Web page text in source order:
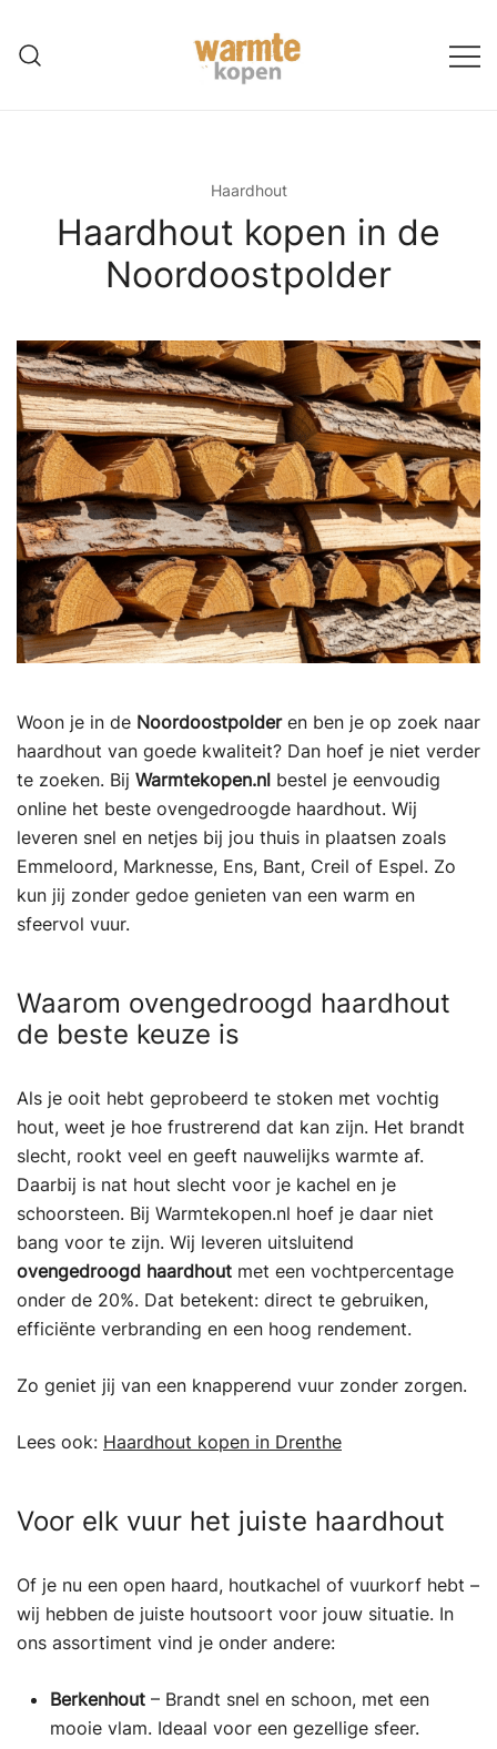
naar
Haardhout
Haardhout kopen in de
Noordoostpolder
Woon je in de Noordoostpolderen ben je op zoek naar
haardhout van goede kwaliteit? Dan hoef je niet verder
te zoeken. Bij Warmtekopen.nl bestel je eenvoudig
online het beste ovengedroogde haardhout. Wij
leveren snel en netjes bij jou thuis in plaatsen zoals
Emmeloord, Marknesse, Ens, Bant, Creil of Espel. Zo
kun jij zonder gedoe genieten van een warm en
sfeervol vuur.
Waarom ovengedroogd haardhout
de beste keuze is
Als je ooit hebt geprobeerd te stoken met vochtig
hout, weet je hoe frustrerend dat kan zijn. Het brandt
slecht, rookt veel en geeft nauwelijks warmte af.
Daarbij is nat hout slecht voor je kachel en je
schoorsteen. Bij Warmtekopen.nl hoef je daar niet
bang voor te zijn. Wij leveren uitsluitend
ovengedroogd haardhout met een vochtpercentage
onder de 20%. Dat betekent: direct te gebruiken,
efficiënte verbranding en een hoog rendement.
Zo geniet jij van een knapperend vuur zonder zorgen.
Lees ook: Haardhout kopen in Drenthe
Voor elk vuur het juiste haardhout
Of je nu een open haard, houtkachel of vuurkorf hebt –
wij hebben de juiste houtsoort voor jouw situatie. In
ons assortiment vind je onder andere:
Berkenhout – Brandt snel en schoon, met een
mooie vlam. Ideaal voor een gezellige sfeer.